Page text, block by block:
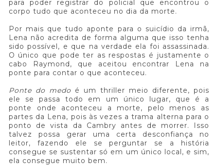
para poder registrar do policial que encontrou o
corpo tudo que aconteceu no dia da morte.
Por mais que tudo aponte para o suicídio da irmã,
Lena não acredita de forma alguma que isso tenha
sido possível, e que na verdade ela foi assassinada.
O único que pode ter as respostas é justamente o
cabo Raymond, que aceitou encontrar Lena na
ponte para contar o que aconteceu.
Ponte do medoé um thriller meio diferente, pois
ele se passa todo em um único lugar, que é a
ponte onde aconteceu a morte, pelo menos as
partes da Lena, pois às vezes a trama alterna para o
ponto de vista da Cambry antes de morrer. Isso
talvez possa gerar uma certa desconfiança no
leitor, fazendo ele se perguntar se a história
consegue se sustentar só em um único local, e sim,
ela consegue muito bem.